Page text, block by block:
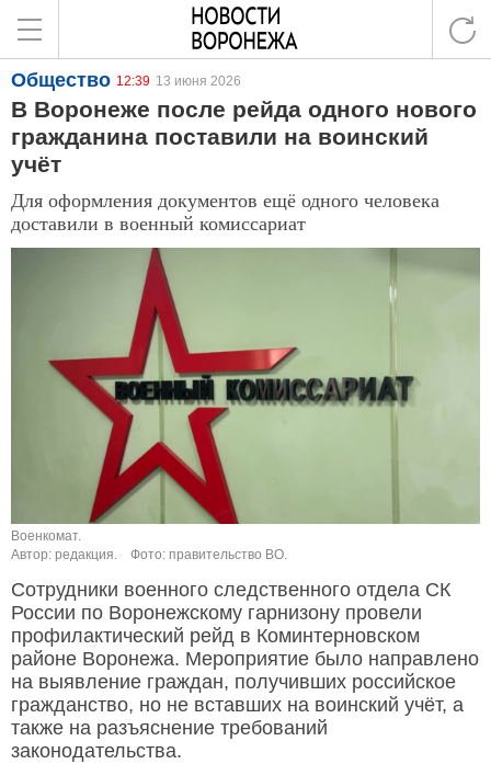
Общество 12:39 13 июня 2026
В Воронеже после рейда одного нового
гражданина поставили на воинский
учёт
Для оформления документов ещё одного человека
доставили в военный комиссариат
Военкомат.
Автор: редакция.
Фото: правительство ВО.
Сотрудники военного следственного отдела СК
России по Воронежскому гарнизону провели
профилактический рейд в Коминтерновском
районе Воронежа. Мероприятие было направлено
на выявление граждан, получивших российское
гражданство, но не вставших на воинский учёт, а
также на разъяснение требований
законодательства.